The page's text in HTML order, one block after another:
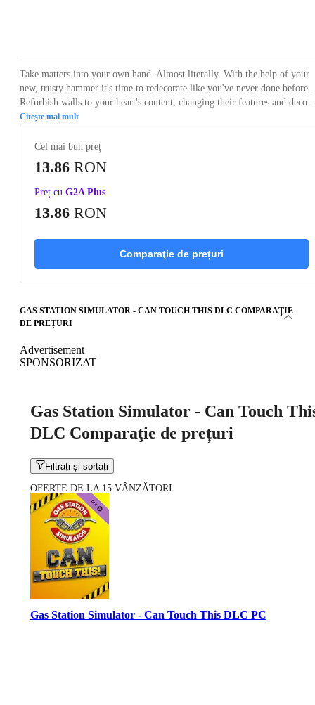
Take matters into your own hand. Almost literally. With the help of your
new, trusty hammer it's time to redecorate like you've never done before.
Refurbish walls to your heart's content, changing their features and deco...
Citește mai mult
Cel mai bun preț
13.86 RON
Preț cu G2A Plus
13.86 RON
Comparaţie de prețuri
GAS STATION SIMULATOR - CAN TOUCH THIS DLC COMPARAŢIE
DE PREȚURI
Advertisement
SPONSORIZAT
Gas Station Simulator - Can Touch
DLC Comparaţie de prețuri
Filtrați și sortați
OFERTE DE LA 15 VÂNZĂTORI
Gas Station Simulator - Can Touch This DLC PC